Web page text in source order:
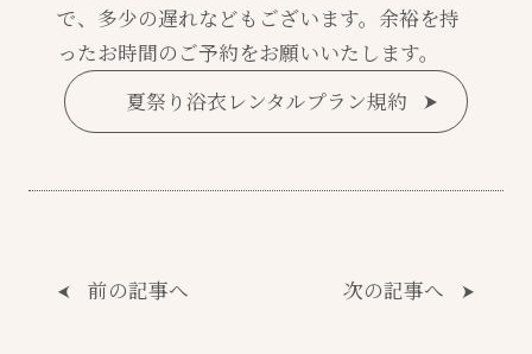
で、多少の遅れなどもございます。余裕を持
ったお時間のご予約をお願いいたします。
夏祭り浴衣レンタルプラン規約
前の記事へ 次の記事へ